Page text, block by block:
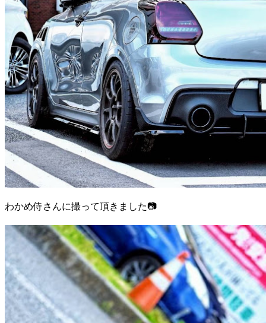
わかめ侍さんに撮って頂きました📷️